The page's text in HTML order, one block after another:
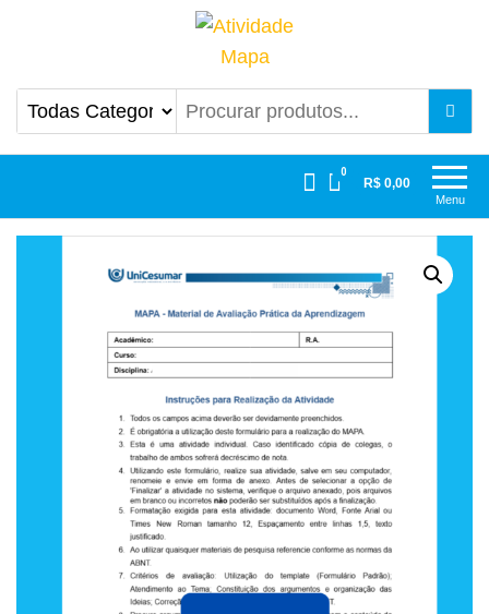
Atividade Mapa Mapa UniCesumar
Menu
0
R$ 0,00